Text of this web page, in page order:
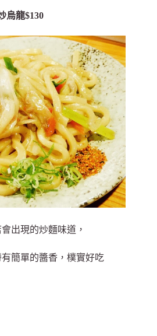
烏龍$130
出現的炒麵味道，
有簡單的醬香，樸實好吃